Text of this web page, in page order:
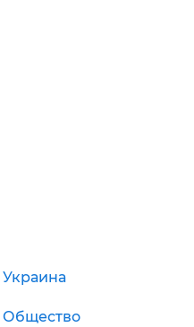
Украина
Общество